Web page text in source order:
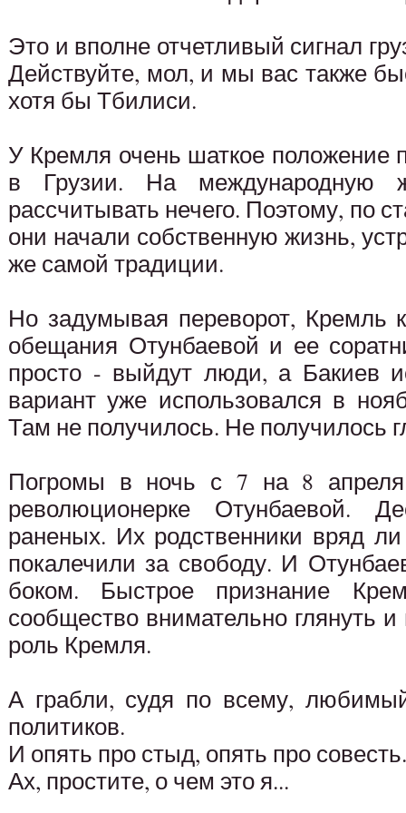
Это и вполне отчетливый сигнал
Действуйте, мол, и мы вас также
хотя бы Тбилиси.
У Кремля очень шаткое положение
в Грузии. На международную
рассчитывать нечего. Поэтому, по
они начали собственную жизнь,
же самой традиции.
Но задумывая переворот, Кремль
обещания Отунбаевой и ее
просто - выйдут люди, а Бакиев
вариант уже использовался в
Там не получилось. Не получилось
Погромы в ночь с 7 на 8
революционерке Отунбаевой.
раненых. Их родственники вряд
покалечили за свободу. И
боком. Быстрое признание
сообщество внимательно глянуть
роль Кремля.
А грабли, судя по всему,
политиков.
И опять про стыд, опять про совесть.
Ах, простите, о чем это я...